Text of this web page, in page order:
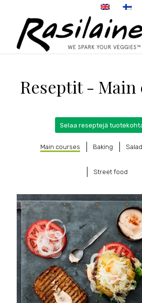
Reseptit - Main
Selaa reseptejä
Main courses Baking
Street food